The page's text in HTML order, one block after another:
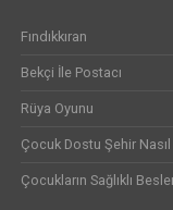
Fındıkkıran
Bekçi İle Postacı
Rüya Oyunu
Çocuk Dostu Şehir Nasıl
Çocukların Sağlıklı